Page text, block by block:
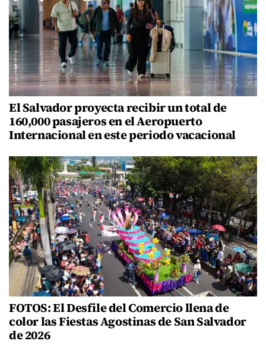
El Salvador proyecta recibir un total de
160,000 pasajeros en el Aeropuerto
Internacional en este periodo vacacional
FOTOS: El Desfile del Comercio llena de
color las Fiestas Agostinas de San Salvador
de 2026